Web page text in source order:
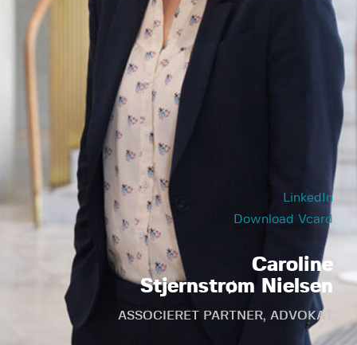
LinkedIn
Download Vcard
Caroline
Stjernstrøm Nielsen
ASSOCIERET PARTNER, ADVOKAT